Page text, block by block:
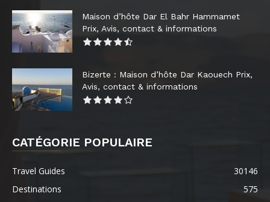
Maison d’hôte Dar El Bahr Hammamet
Prix, Avis, contact & informations
Bizerte : Maison d’hôte Dar Kaouech Prix,
Avis, contact & informations
CATÉGORIE POPULAIRE
Travel Guides
30146
Destinations
575